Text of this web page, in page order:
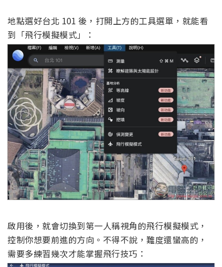
地點選好台北 101 後，打開上方的工具選單，就能看
到「飛行模擬模式」：
啟用後，就會切換到第一人稱視角的飛行模擬模式，
控制你想要前進的方向。不得不說，難度還蠻高的，
需要多練習幾次才能掌握飛行技巧：